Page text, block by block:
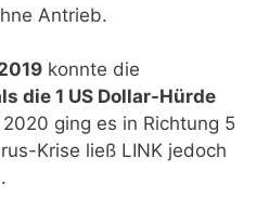
Antrieb.
konnte die
die 1 US Dollar-Hürde
ging es in Richtung 5
Krise ließ LINK jedoch